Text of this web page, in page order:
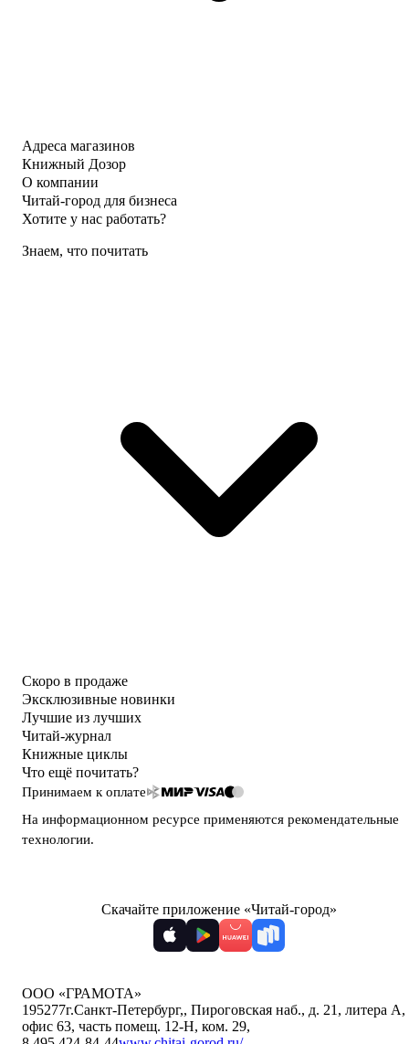
Адреса магазинов
Книжный Дозор
О компании
Читай-город для бизнеса
Хотите у нас работать?
Знаем, что почитать
Скоро в продаже
Эксклюзивные новинки
Лучшие из лучших
Читай-журнал
Книжные циклы
Что ещё почитать?
Принимаем к оплате
На информационном ресурсе применяются рекомендательные
технологии.
Скачайте приложение «Читай-город»
ООО «ГРАМОТА»
195277г.Санкт-Петербург,, Пироговская наб., д. 21, литера А,
офис 63, часть помещ. 12-Н, ком. 29,